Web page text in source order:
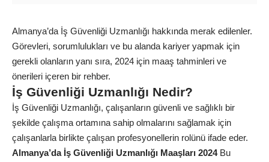
Almanya’da İş Güvenliği Uzmanlığı hakkında merak edilenler.
Görevleri, sorumlulukları ve bu alanda kariyer yapmak için
gerekli olanların yanı sıra, 2024 için maaş tahminleri ve
önerileri içeren bir rehber.
İş Güvenliği Uzmanlığı Nedir?
İş Güvenliği Uzmanlığı, çalışanların güvenli ve sağlıklı bir
şekilde çalışma ortamına sahip olmalarını sağlamak için
çalışanlarla birlikte çalışan profesyonellerin rolünü ifade eder.
Almanya’da İş Güvenliği Uzmanlığı Maaşları 2024Bu